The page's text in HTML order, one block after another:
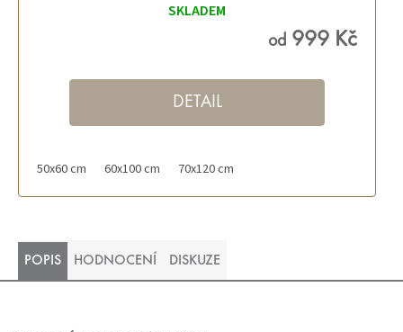
SKLADEM
od 999 Kč
DETAIL
50x60 cm 60x100 cm 70x120 cm
POPIS HODNOCENÍ DISKUZE